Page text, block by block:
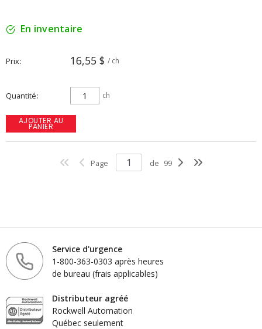
En inventaire
Prix 16,55 $ / ch
Quantité ch
AJOUTER AU
PANIER
Page de 99
Service d'urgence
1-800-363-0303 après heures
de bureau (frais applicables)
Distributeur agréé
Rockwell Automation
Québec seulement